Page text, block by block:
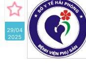
29/04
2025